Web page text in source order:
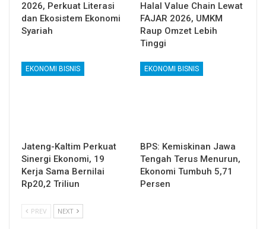
2026, Perkuat Literasi
dan Ekosistem Ekonomi
Syariah
Halal Value Chain Lewat
FAJAR 2026, UMKM
Raup Omzet Lebih
Tinggi
EKONOMI BISNIS
Jateng-Kaltim Perkuat
Sinergi Ekonomi, 19
Kerja Sama Bernilai
Rp20,2 Triliun
EKONOMI BISNIS
BPS: Kemiskinan Jawa
Tengah Terus Menurun,
Ekonomi Tumbuh 5,71
Persen
PREV NEXT